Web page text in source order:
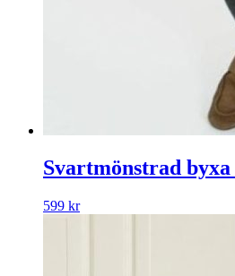
Svartmönstrad
599 kr